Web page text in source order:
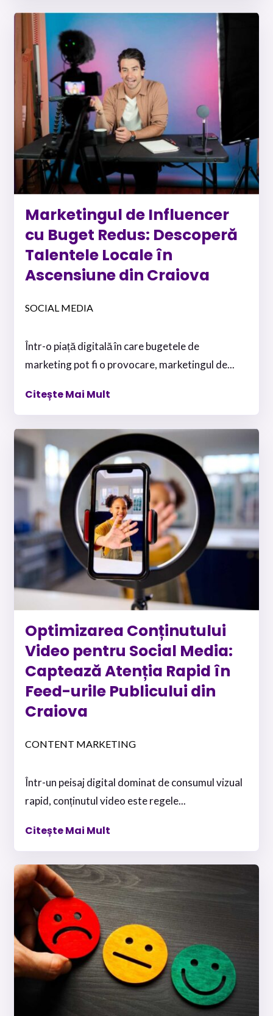
Marketingul de Influencer
cu Buget Redus: Descoperă
Talentele Locale în
Ascensiune din Craiova
SOCIAL MEDIA
Într-o piață digitală în care bugetele de
marketing pot fi o provocare, marketingul de...
Citește Mai Mult
Optimizarea Conținutului
Video pentru Social Media:
Captează Atenția Rapid în
Feed-urile Publicului din
Craiova
CONTENT MARKETING
Într-un peisaj digital dominat de consumul vizual
rapid, conținutul video este regele...
Citește Mai Mult